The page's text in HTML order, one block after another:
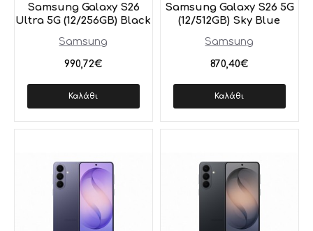
Samsung
Samsung Galaxy S26
Ultra 5G (12/256GB) Black
990,72€
Καλάθι
Samsung
Samsung Galaxy S26 5G
(12/512GB) Sky Blue
870,40€
Καλάθι